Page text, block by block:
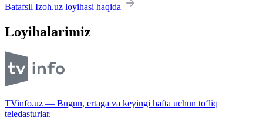
Batafsil Izoh.uz loyihasi haqida
Loyihalarimiz
TVinfo.uz — Bugun, ertaga va keyingi hafta uchun to‘liq
teledasturlar.